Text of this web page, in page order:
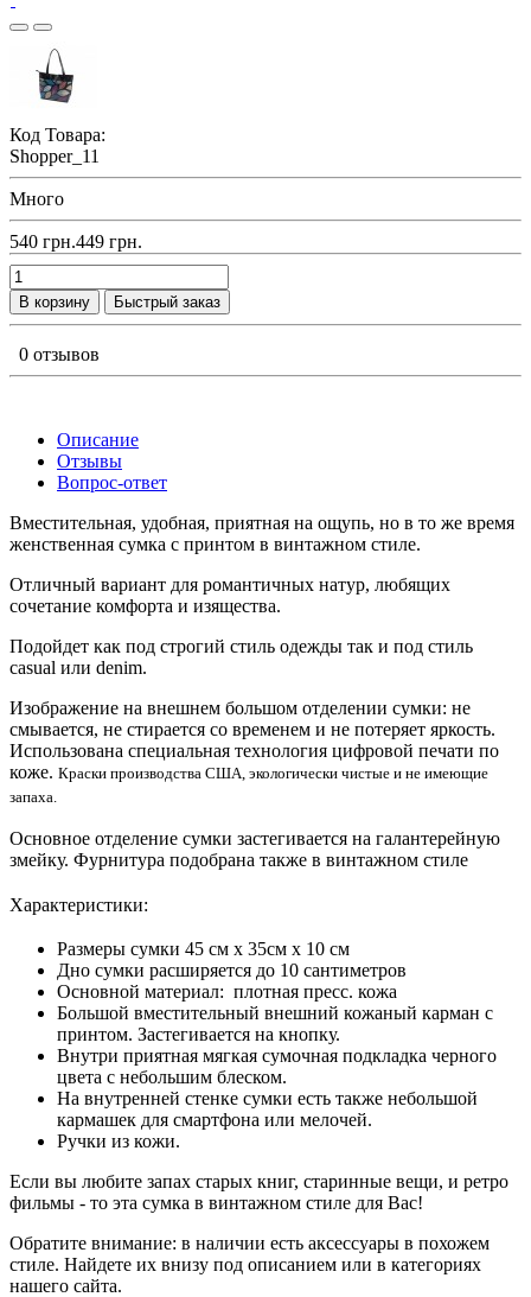
Код Товара:
Shopper_11
Много
540 грн.449 грн.
В корзину Быстрый заказ
0 отзывов
Описание
Отзывы
Вопрос-ответ
Вместительная, удобная, приятная на ощупь, но в то же время
женственная сумка с принтом в винтажном стиле.
Отличный вариант для романтичных натур, любящих
сочетание комфорта и изящества.
Подойдет как под строгий стиль одежды так и под стиль
casual или denim.
Изображение на внешнем большом отделении сумки: не
смывается, не стирается со временем и не потеряет яркость.
Использована специальная технология цифровой печати по
коже. Краски производства США, экологически чистые и не имеющие
запаха.
Основное отделение сумки застегивается на галантерейную
змейку. Фурнитура подобрана также в винтажном стиле
Характеристики:
Размеры сумки 45 см х 35см х 10 см
Дно сумки расширяется до 10 сантиметров
Основной материал: плотная пресс. кожа
Большой вместительный внешний кожаный карман с
принтом. Застегивается на кнопку.
Внутри приятная мягкая сумочная подкладка черного
цвета с небольшим блеском.
На внутренней стенке сумки есть также небольшой
кармашек для смартфона или мелочей.
Ручки из кожи.
Если вы любите запах старых книг, старинные вещи, и ретро
фильмы - то эта сумка в винтажном стиле для Вас!
Обратите внимание: в наличии есть аксессуары в похожем
стиле. Найдете их внизу под описанием или в категориях
нашего сайта.